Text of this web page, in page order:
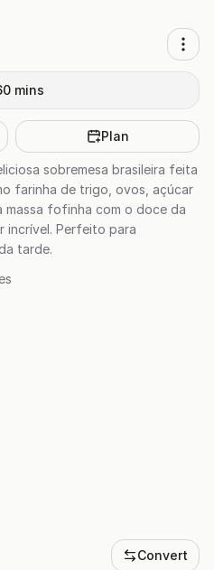
mins
Plan
sobremesa brasileira feita
farinha de trigo, ovos, açúcar
massa fofinha com o doce da
incrível. Perfeito para
tarde.
Convert